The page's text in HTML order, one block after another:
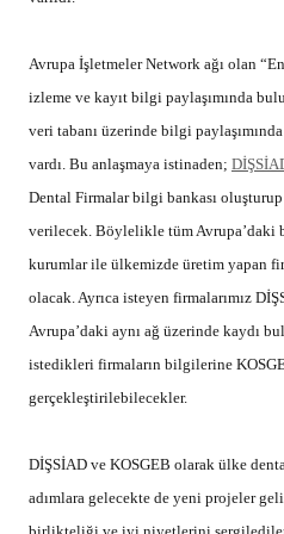
Avrupa İşletmeler Network ağı olan
izleme ve kayıt bilgi paylaşımında
veri tabanı üzerinde bilgi
vardı. Bu anlaşmaya istinaden;
Dental Firmalar bilgi bankası
verilecek. Böylelikle tüm Avrupa’daki
kurumlar ile ülkemizde üretim yapan
olacak. Ayrıca isteyen firmalarımız
Avrupa’daki aynı ağ üzerinde kaydı
istedikleri firmaların bilgilerine
gerçekleştirilebilecekler.
DİŞSİAD ve KOSGEB olarak ülke
adımlara gelecekte de yeni projeler